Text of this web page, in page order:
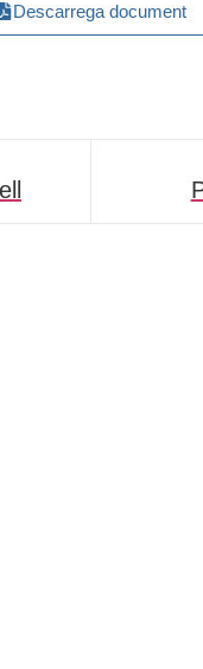
Descarrega document